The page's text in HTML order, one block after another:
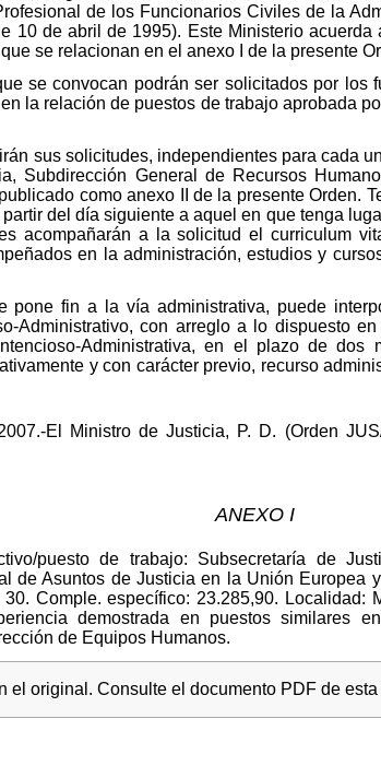
de los Funcionarios Civiles de la
10 de abril de 1995). Este Ministerio
se relacionan en el anexo I de la presente
se convocan podrán ser solicitados por
la relación de puestos de trabajo aprobada
sus solicitudes, independientes para cada
Subdirección General de Recursos
como anexo II de la presente Orden.
del día siguiente a aquel en que tenga
acompañarán a la solicitud el curriculum
en la administración, estudios y
pone fin a la vía administrativa, puede
Administrativo, con arreglo a lo dispuesto
Administrativa, en el plazo de
y con carácter previo, recurso
El Ministro de Justicia, P. D. (Orden
ANEXO I
puesto de trabajo: Subsecretaría de
de Asuntos de Justicia en la Unión Europea
Comple. específico: 23.285,90.
demostrada en puestos similares
de Equipos Humanos.
el original. Consulte el documento PDF de